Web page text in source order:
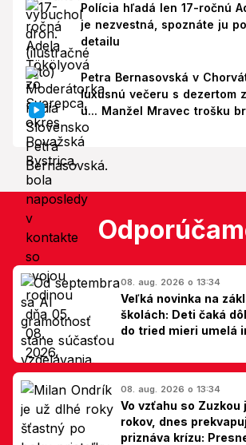
Polícia hľadá len 17-ročnú
je nezvestná, spoznáte ju
detailu
Petra Bernasovská v
luxusnú večeru s dezertom
u... Manžel Mravec trošku
08. aug. 2026 o 13:34
Veľká novinka na
školách: Deti čaká
do tried mieri umelá
08. aug. 2026 o 13:34
Vo vzťahu so Zuzkou
rokov, dnes
priznáva krízu: